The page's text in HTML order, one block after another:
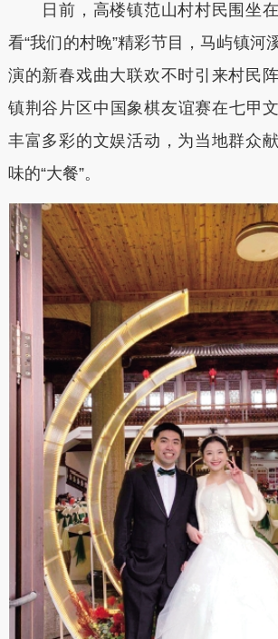
日前，高楼镇范山村村民围坐在
看“我们的村晚”精彩节目，马屿镇河
演的新春戏曲大联欢不时引来村民
镇荆谷片区中国象棋友谊赛在七甲
丰富多彩的文娱活动，为当地群众
味的“大餐”。